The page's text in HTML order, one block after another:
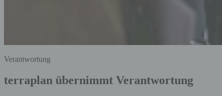
Verantwortung
terraplan übernimmt Verantwortung